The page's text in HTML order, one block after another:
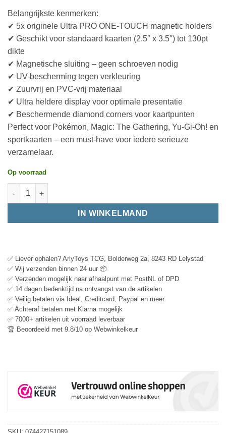
Belangrijkste kenmerken:
✔ 5x originele Ultra PRO ONE-TOUCH magnetic holders
✔ Geschikt voor standaard kaarten (2.5″ x 3.5″) tot 130pt
dikte
✔ Magnetische sluiting – geen schroeven nodig
✔ UV-bescherming tegen verkleuring
✔ Zuurvrij en PVC-vrij materiaal
✔ Ultra heldere display voor optimale presentatie
✔ Beschermende diamond corners voor kaartpunten
Perfect voor Pokémon, Magic: The Gathering, Yu-Gi-Oh! en
sportkaarten – een must-have voor iedere serieuze
verzamelaar.
Op voorraad
IN WINKELMAND
✅ Liever ophalen? ArlyToys TCG, Bolderweg 2a, 8243 RD Lelystad
✅ Wij verzenden binnen 24 uur 📦
✅ Verzenden mogelijk naar afhaalpunt met PostNL of DPD
✅ 14 dagen bedenktijd na ontvangst van de artikelen
✅ Veilig betalen via Ideal, Creditcard, Paypal en meer
✅ Achteraf betalen met Klarna mogelijk
✅ 7000+ artikelen uit voorraad leverbaar
🏆 Beoordeeld met 9.8/10 op Webwinkelkeur